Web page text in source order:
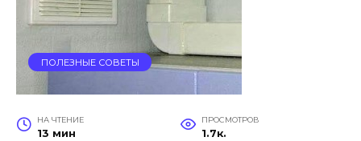
ПОЛЕЗНЫЕ СОВЕТЫ
НА ЧТЕНИЕ
13 мин
ПРОСМОТРОВ
1.7к.